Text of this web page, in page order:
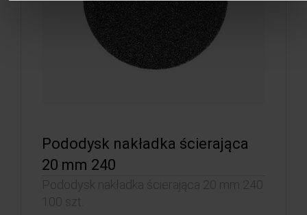
Pododysk nakładka ścierająca
20 mm 240
Pododysk nakładka ścierająca 20 mm 240
100 szt.